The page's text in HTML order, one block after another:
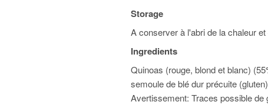
Storage
A conserver à l'abri de la chaleur
Ingredients
Quinoas (rouge, blond et blanc)
semoule de blé dur précuite
Avertissement: Traces possible de